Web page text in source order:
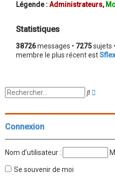
Légende :Administrateurs,
Statistiques
38726messages • 7275sujets •
membre le plus récent estSflex
R
h
c
h
e
h
c
h
Connexion
Nom d’utilisateur :
Se souvenir de moi